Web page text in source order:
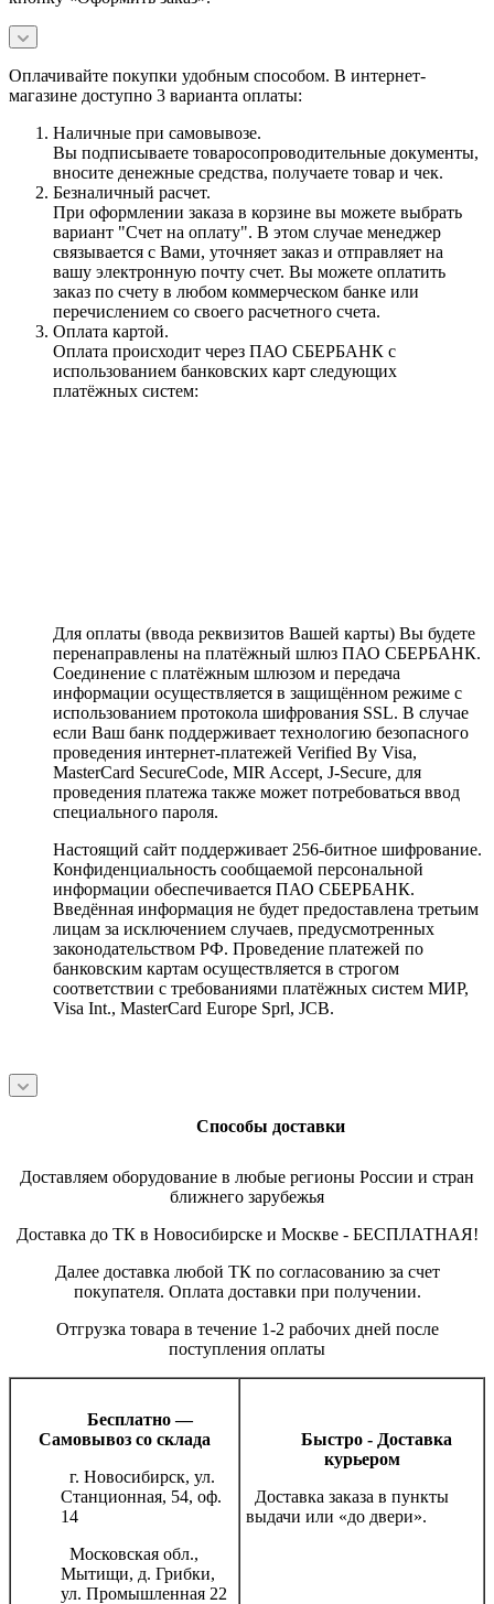
Оплачивайте покупки удобным способом. В интернет-
магазине доступно 3 варианта оплаты:
Наличные при самовывозе.
Вы подписываете товаросопроводительные документы,
вносите денежные средства, получаете товар и чек.
Безналичный расчет.
При оформлении заказа в корзине вы можете выбрать
вариант "Счет на оплату". В этом случае менеджер
связывается с Вами, уточняет заказ и отправляет на
вашу электронную почту счет. Вы можете оплатить
заказ по счету в любом коммерческом банке или
перечислением со своего расчетного счета.
Оплата картой.
Оплата происходит через ПАО СБЕРБАНК с
использованием банковских карт следующих
платёжных систем:
Для оплаты (ввода реквизитов Вашей карты) Вы будете
перенаправлены на платёжный шлюз ПАО СБЕРБАНК.
Соединение с платёжным шлюзом и передача
информации осуществляется в защищённом режиме с
использованием протокола шифрования SSL. В случае
если Ваш банк поддерживает технологию безопасного
проведения интернет-платежей Verified By Visa,
MasterCard SecureCode, MIR Accept, J-Secure, для
проведения платежа также может потребоваться ввод
специального пароля.
Настоящий сайт поддерживает 256-битное шифрование.
Конфиденциальность сообщаемой персональной
информации обеспечивается ПАО СБЕРБАНК.
Введённая информация не будет предоставлена третьим
лицам за исключением случаев, предусмотренных
законодательством РФ. Проведение платежей по
банковским картам осуществляется в строгом
соответствии с требованиями платёжных систем МИР,
Visa Int., MasterCard Europe Sprl, JCB.
Способы доставки
Доставляем оборудование в любые регионы России и стран
ближнего зарубежья
Доставка до ТК в Новосибирске и Москве - БЕСПЛАТНАЯ!
Далее доставка любой ТК по согласованию за счет
покупателя. Оплата доставки при получении.
Отгрузка товара в течение 1-2 рабочих дней после
поступления оплаты
Бесплатно —
Самовывоз со склада
г. Новосибирск, ул.
Станционная, 54, оф.
14
Московская обл.,
Мытищи, д. Грибки,
ул. Промышленная 22
Быстро - Доставка
курьером
Доставка заказа в пункты
выдачи или «до двери».